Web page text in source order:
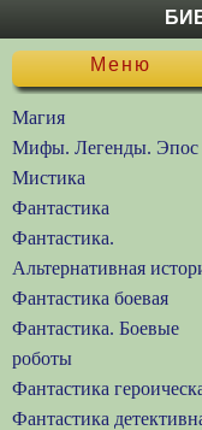
Меню
Магия
Мифы. Легенды. Эпос
Мистика
Фантастика
Фантастика.
Альтернативная
Фантастика боевая
Фантастика. Боевые
роботы
Фантастика
Фантастика